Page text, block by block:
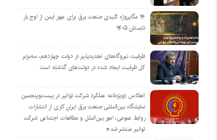
۱۴ مگاپروژه‌ کلیدی صنعت برق برای عبور ایمن از اوج بار
تابستان ۱۴۰۵
ظرفیت نیروگاه‌های تجدیدپذیر در دولت چهاردهم، سه‌برابر
کل ظرفیت ایجاد شده در دولت‌های گذشته است
انعکاس (ویژه‌نامه عملکرد شرکت توانیر در بیست‌وپنجمین
نمایشگاه بین‌المللی صنعت برق ایران کاری از انتشارات
روابط عمومی، امور بین‌الملل و مطالعات اجتماعی شرکت
توانیر منتشر شد*